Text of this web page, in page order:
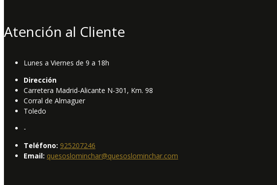
Atención al Cliente
Lunes a Viernes de 9 a 18h
Dirección
Carretera Madrid-Alicante N-301, Km. 98
Corral de Almaguer
Toledo
-
Teléfono: 925207246
Email: quesoslominchar@quesoslominchar.com